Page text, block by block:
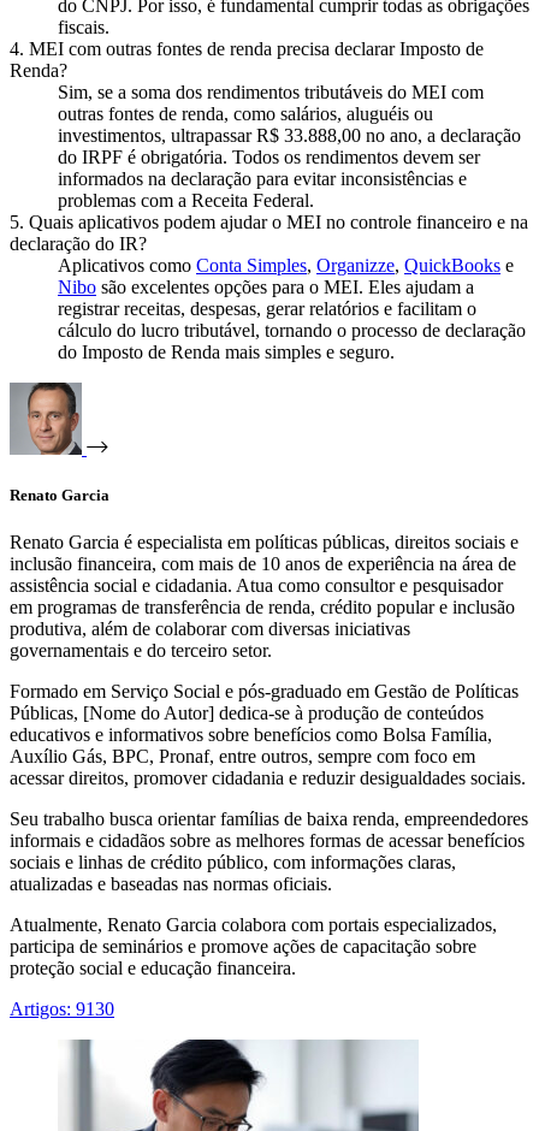
do CNPJ. Por isso, é fundamental cumprir todas as obrigações
fiscais.
4. MEI com outras fontes de renda precisa declarar Imposto de
Renda?
Sim, se a soma dos rendimentos tributáveis do MEI com
outras fontes de renda, como salários, aluguéis ou
investimentos, ultrapassar R$ 33.888,00 no ano, a declaração
do IRPF é obrigatória. Todos os rendimentos devem ser
informados na declaração para evitar inconsistências e
problemas com a Receita Federal.
5. Quais aplicativos podem ajudar o MEI no controle financeiro e na
declaração do IR?
Aplicativos como Conta Simples, Organizze, QuickBooks e
Nibo são excelentes opções para o MEI. Eles ajudam a
registrar receitas, despesas, gerar relatórios e facilitam o
cálculo do lucro tributável, tornando o processo de declaração
do Imposto de Renda mais simples e seguro.
Renato Garcia
Renato Garcia é especialista em políticas públicas, direitos sociais e
inclusão financeira, com mais de 10 anos de experiência na área de
assistência social e cidadania. Atua como consultor e pesquisador
em programas de transferência de renda, crédito popular e inclusão
produtiva, além de colaborar com diversas iniciativas
governamentais e do terceiro setor.
Formado em Serviço Social e pós-graduado em Gestão de Políticas
Públicas, [Nome do Autor] dedica-se à produção de conteúdos
educativos e informativos sobre benefícios como Bolsa Família,
Auxílio Gás, BPC, Pronaf, entre outros, sempre com foco em
acessar direitos, promover cidadania e reduzir desigualdades sociais.
Seu trabalho busca orientar famílias de baixa renda, empreendedores
informais e cidadãos sobre as melhores formas de acessar benefícios
sociais e linhas de crédito público, com informações claras,
atualizadas e baseadas nas normas oficiais.
Atualmente, Renato Garcia colabora com portais especializados,
participa de seminários e promove ações de capacitação sobre
proteção social e educação financeira.
Artigos: 9130